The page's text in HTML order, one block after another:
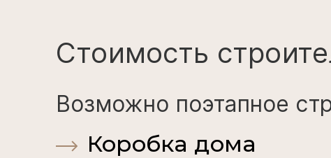
Стоимость
Возможно поэтапное
Коробка дома